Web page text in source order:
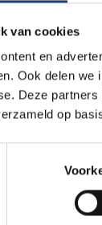
van cookies
en
Ook delen
Deze
op